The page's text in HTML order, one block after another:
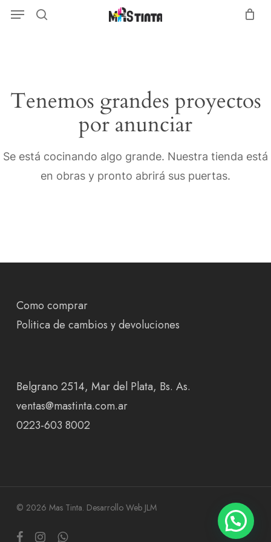
SkipMenu
Tenemos grandes proyectos
por anunciar
Se está cocinando algo grande. Nuestra tienda está
en obras y pronto abrirá sus puertas.
Como comprar
Politica de cambios y devoluciones
Belgrano 2514, Mar del Plata, Bs. As.
ventas@mastinta.com.ar
0223-603 8002
© 2026 Mas Tinta. Desarrollo Web JLM
facebookinstagramwhatsapp
Menu